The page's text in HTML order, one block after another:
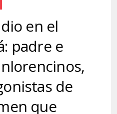
en el
padre e
de
que